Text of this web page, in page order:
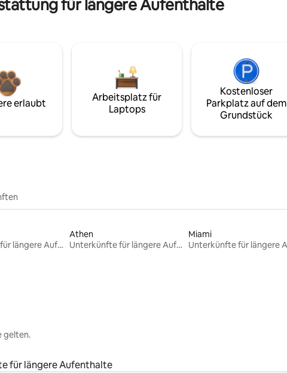
für längere Aufenthalte
erlaubt
Arbeitsplatz für
Laptops
Kostenloser
Parkplatz auf dem
Grundstück
Unterkünfte für längere Aufenthalte
Athen
Unterkünfte für längere Aufenthalte
Miami
gelten.
für längere Aufenthalte